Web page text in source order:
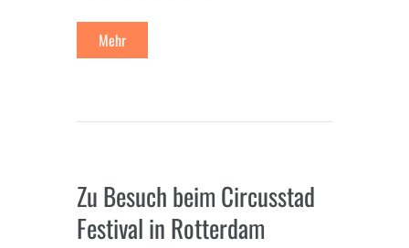
Mehr
Zu Besuch beim Circusstad
Festival in Rotterdam